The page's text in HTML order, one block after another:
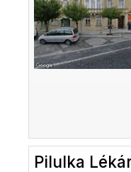
Pilulka